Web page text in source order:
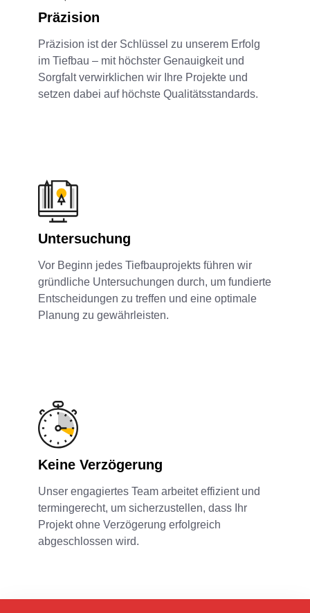
Präzision
Präzision ist der Schlüssel zu unserem Erfolg
im Tiefbau – mit höchster Genauigkeit und
Sorgfalt verwirklichen wir Ihre Projekte und
setzen dabei auf höchste Qualitätsstandards.
Untersuchung
Vor Beginn jedes Tiefbauprojekts führen wir
gründliche Untersuchungen durch, um fundierte
Entscheidungen zu treffen und eine optimale
Planung zu gewährleisten.
Keine Verzögerung
Unser engagiertes Team arbeitet effizient und
termingerecht, um sicherzustellen, dass Ihr
Projekt ohne Verzögerung erfolgreich
abgeschlossen wird.